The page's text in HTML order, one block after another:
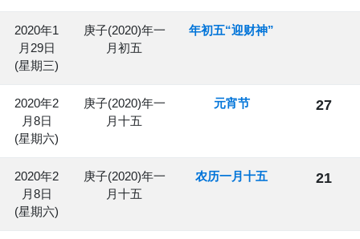
2020年1
月29日
(星期三)
庚子(2020)年一
月初五
年初五“迎财神”
2020年2
月8日
(星期六)
庚子(2020)年一
月十五
元宵节 27
2020年2
月8日
(星期六)
庚子(2020)年一
月十五
农历一月十五 21